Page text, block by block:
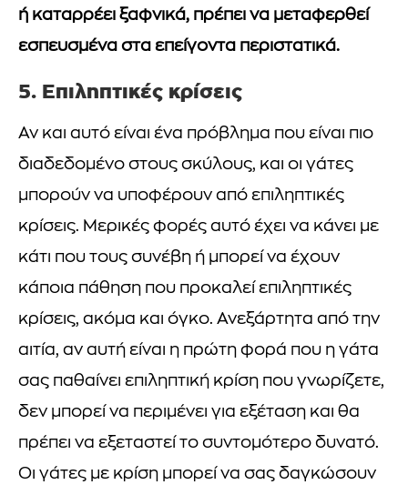
ή καταρρέει ξαφνικά, πρέπει να μεταφερθεί
εσπευσμένα στα επείγοντα περιστατικά.
5. Επιληπτικές κρίσεις
Αν και αυτό είναι ένα πρόβλημα που είναι πιο
διαδεδομένο στους σκύλους, και οι γάτες
μπορούν να υποφέρουν από επιληπτικές
κρίσεις. Μερικές φορές αυτό έχει να κάνει με
κάτι που τους συνέβη ή μπορεί να έχουν
κάποια πάθηση που προκαλεί επιληπτικές
κρίσεις, ακόμα και όγκο. Ανεξάρτητα από την
αιτία, αν αυτή είναι η πρώτη φορά που η γάτα
σας παθαίνει επιληπτική κρίση που γνωρίζετε,
δεν μπορεί να περιμένει για εξέταση και θα
πρέπει να εξεταστεί το συντομότερο δυνατό.
Οι γάτες με κρίση μπορεί να σας δαγκώσουν